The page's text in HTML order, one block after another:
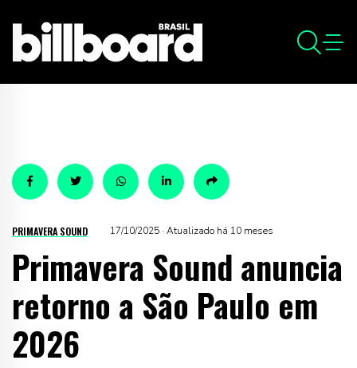
PRIMAVERA SOUND 17/10/2025 · Atualizado há 10 meses
Primavera Sound anuncia
retorno a São Paulo em
2026